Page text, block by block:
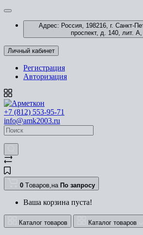
Адрес: Россия, 198216, г. Санкт-
проспект, д. 140, лит.
Личный кабинет
Регистрация
Авторизация
+7 (812) 553-95-71
info@amk2003.ru
0 Tоваров,на По запросу
Ваша корзина пуста!
Каталог товаров Каталог товаров